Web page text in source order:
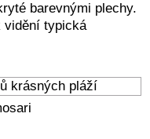
barevnými plechy.
vidění typická